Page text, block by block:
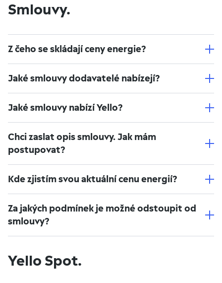
Smlouvy.
Z čeho se skládají ceny energie?
Jaké smlouvy dodavatelé nabízejí?
Jaké smlouvy nabízí Yello?
Chci zaslat opis smlouvy. Jak mám
postupovat?
Kde zjistím svou aktuální cenu energií?
Za jakých podmínek je možné odstoupit od
smlouvy?
Yello Spot.